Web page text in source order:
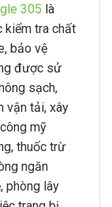
305 là
kiểm tra chất
bảo vệ
được sử
sạch,
vận tải, xây
mỹ
thuốc trừ
ngăn
phòng lây